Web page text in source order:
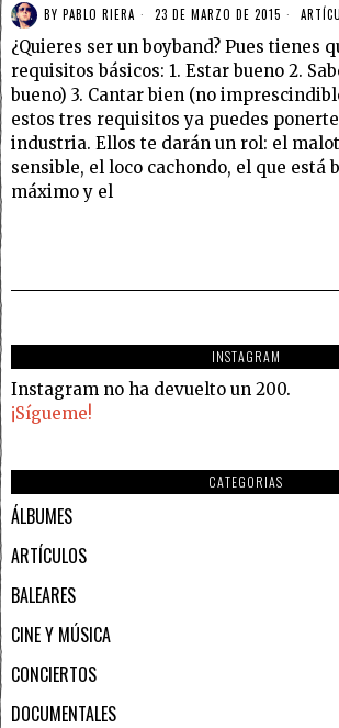
BY PABLO RIERA 23 DE MARZO DE 2015
¿Quieres ser un boyband? Pues tienes
requisitos básicos: 1. Estar bueno 2.
bueno) 3. Cantar bien (no
estos tres requisitos ya puedes
industria. Ellos te darán un rol: el
sensible, el loco cachondo, el que está
máximo y el
INSTAGRAM
Instagram no ha devuelto un 200.
¡Sígueme!
CATEGORIAS
ÁLBUMES
ARTÍCULOS
BALEARES
CINE Y MÚSICA
CONCIERTOS
DOCUMENTALES